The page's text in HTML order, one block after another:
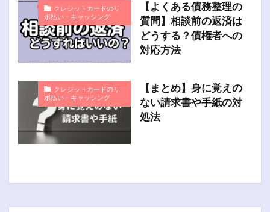
クレジットカードのリ
ボ払い・キャッシング
【よくある債務整理の
質問】相談前の返済は
どうする？債権者への
対応方法
クレジットカードのリ
ボ払い・キャッシング
【まとめ】身に覚えの
ない請求書や手紙の対
処法